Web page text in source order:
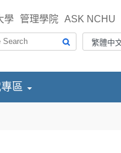
學 管理學院 ASK NCHU
專區